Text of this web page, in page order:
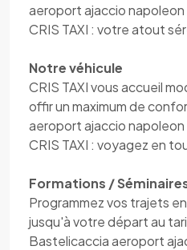
aeroport ajaccio
CRIS TAXI : votre atout
Notre véhicule
CRIS TAXI vous accueil
offir un maximum de
aeroport ajaccio
CRIS TAXI : voyagez en
Formations /
Programmez vos trajets
jusqu'à votre départ au
Bastelicaccia aeroport